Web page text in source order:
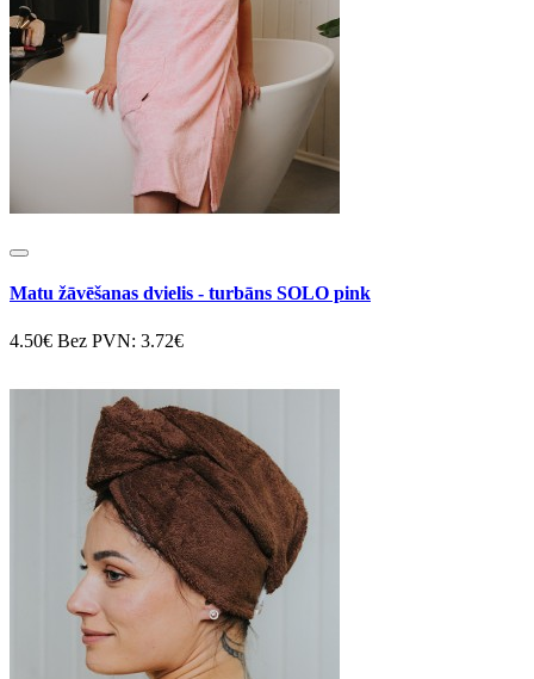
Matu žāvēšanas dvielis - turbāns SOLO pink
4.50€ Bez PVN: 3.72€